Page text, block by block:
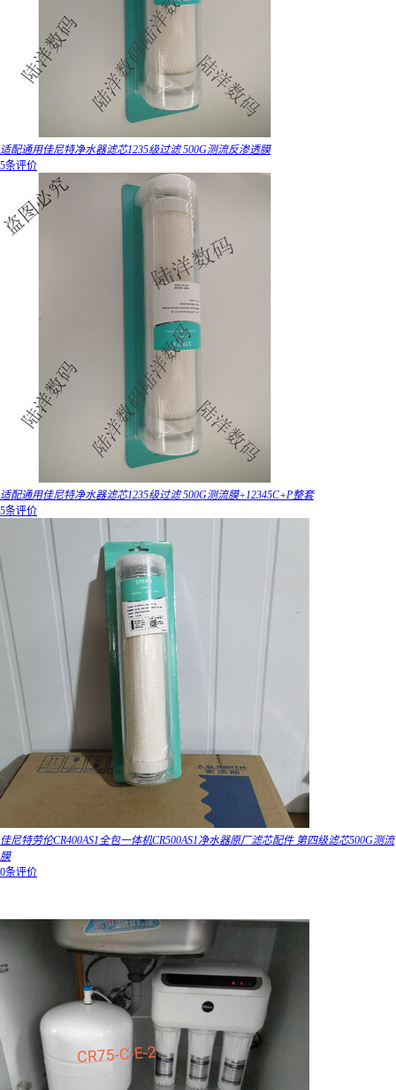
适配通用佳尼特净水器滤芯1235级过滤 500G测流反渗透膜
5条评价
适配通用佳尼特净水器滤芯1235级过滤 500G测流膜+12345C+P整套
5条评价
佳尼特劳伦CR400AS1全包一体机CR500AS1净水器原厂滤芯配件 第四级滤芯500G测流
膜
0条评价